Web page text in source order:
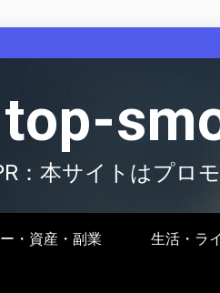
top-
：本サイトはプロ
・資産・副業 生活・ラ